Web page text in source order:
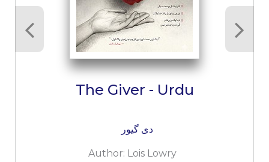
The Giver - Urdu
دی گیور
Author: Lois Lowry